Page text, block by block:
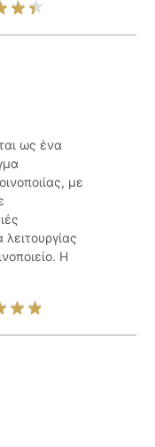
ως ένα
με
Η